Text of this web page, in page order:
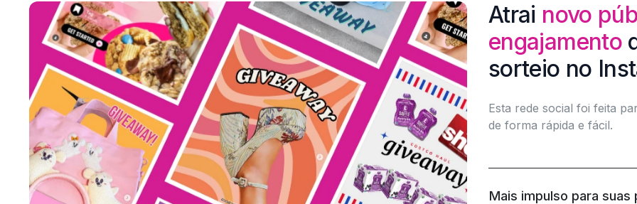
Atrai novo
engajamento
sorteio no
Esta rede social foi feita
de forma rápida e fácil.
Mais impulso para